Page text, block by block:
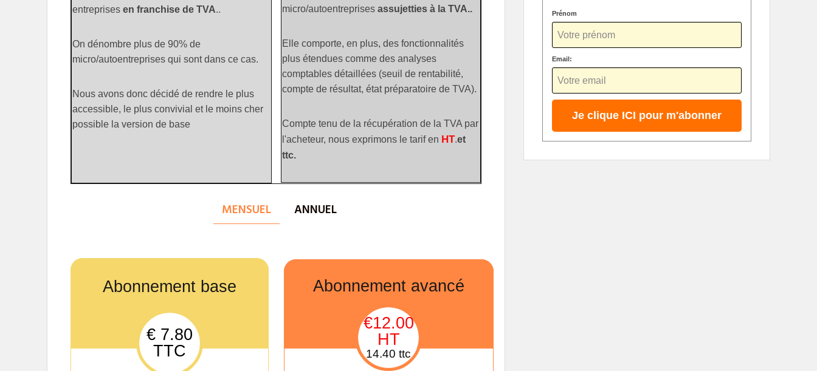
entreprises en franchise de TVA..
On dénombre plus de 90% de
micro/autoentreprises qui sont dans ce cas.
Nous avons donc décidé de rendre le plus
accessible, le plus convivial et le moins cher
possible la version de base
micro/autoentreprisesassujetties à la TVA..
Elle comporte, en plus, des fonctionnalités
plus étendues comme des analyses
comptables détaillées (seuil de rentabilité,
compte de résultat, état préparatoire de TVA).
Compte tenu de la récupération de la TVA par
l'acheteur, nous exprimons le tarif en HT.et
ttc.
MENSUEL ANNUEL
Abonnement base
€ 7.80
TTC
Abonnement avancé
€12.00
HT
14.40 ttc
Prénom
Email: